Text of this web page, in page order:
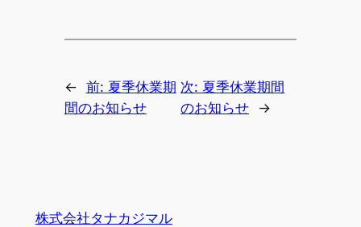
← 前: 夏季休業期
間のお知らせ
次: 夏季休業期間
のお知らせ
→
株式会社タナカジマル